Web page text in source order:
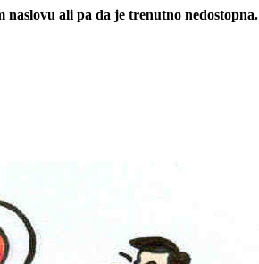
ali pa da je trenutno nedostopna.